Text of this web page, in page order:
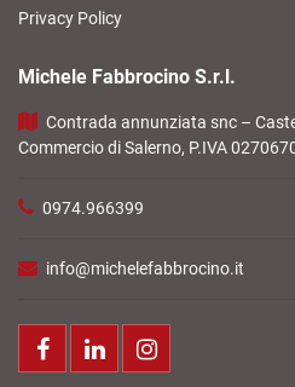
Privacy Policy
Michele Fabbrocino S.r.l.
Contrada annunziata snc –
Commercio di Salerno, P.IVA
0974.966399
info@michelefabbrocino.it
FacebookLinkedIn